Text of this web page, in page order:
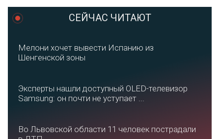
СЕЙЧАС ЧИТАЮТ
Мелони хочет вывести Испанию из
Шенгенской зоны
Эксперты нашли доступный OLED-телевизор
Samsung: он почти не уступает ...
Во Львовской области 11 человек пострадали